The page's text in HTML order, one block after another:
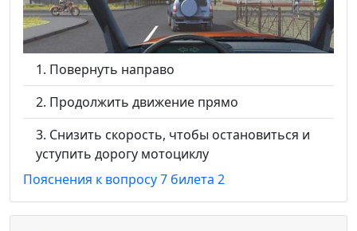
Повернуть направо
Продолжить движение прямо
Снизить скорость, чтобы остановиться и
уступить дорогу мотоциклу
Пояснения к вопросу 7 билета 2